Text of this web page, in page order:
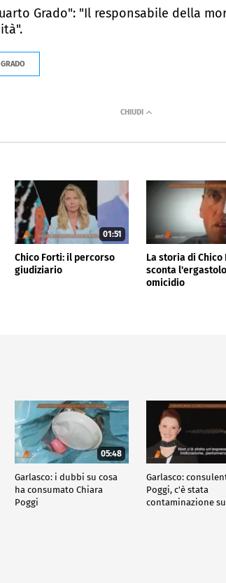
Grado": "Il responsabile della
01:51
Chico Forti: il percorso
giudiziario
La storia di Chico
sconta
omicidio
05:48
Garlasco: i dubbi su cosa
ha consumato Chiara
Poggi
Garlasco:
Poggi, c'è stata
contaminazione